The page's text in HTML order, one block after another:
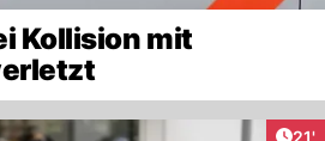
Kollision mit
21'